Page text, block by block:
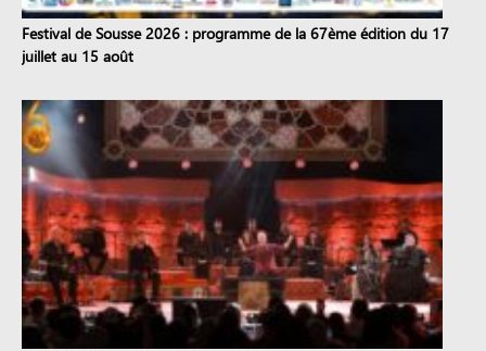
Festival de Sousse 2026 : programme de la 67ème édition du 17
juillet au 15 août